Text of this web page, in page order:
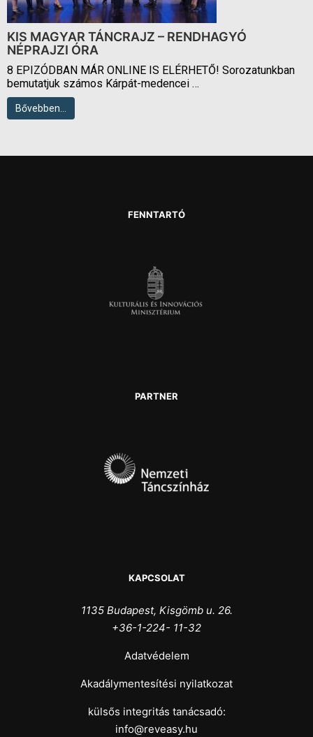
KIS MAGYAR TÁNCRAJZ – RENDHAGYÓ
NÉPRAJZI ÓRA
8 EPIZÓDBAN MÁR ONLINE IS ELÉRHETŐ! Sorozatunkban
bemutatjuk számos Kárpát-medencei …
Bővebben…
FENNTARTÓ
PARTNER
KAPCSOLAT
1135 Budapest, Kisgömb u. 26.
+36-1-224- 11-32
Adatvédelem
Akadálymentesítési nyilatkozat
külsős integritás tanácsadó:
info@reveasy.hu